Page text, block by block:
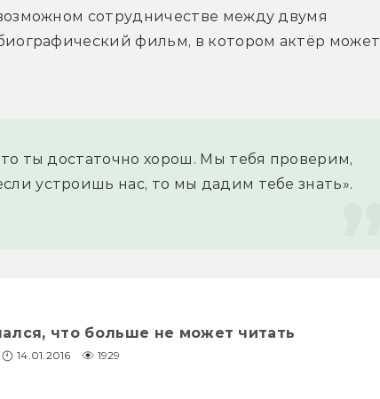
сотрудничестве между двумя
фильм, в котором актёр может
ты достаточно хорош. Мы тебя проверим,
устроишь нас, то мы дадим тебе знать».
что больше не может читать
14.01.2016 1929